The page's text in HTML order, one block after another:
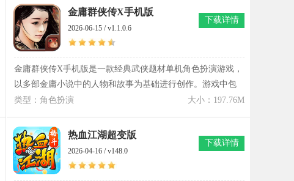
金庸群侠传X手机版
2026-06-15 / v1.1.0.6
金庸群侠传X手机版是一款经典武侠题材单机角色扮演游戏，
以多部金庸小说中的人物和故事为基础进行创作。游戏中包
含郭靖、杨过、令狐冲等众多熟悉角色，玩家可以自由探索
江湖世界，学习各类武学招式，并根据自己的选择体验不同
的发展路线。在金庸群侠传X手机版单机版冒险过程中，玩家
不仅能够完成主线任务，还能前往各大门派拜师学艺，收集
武功秘籍和装备道具。游戏支持队友招募系统，不同角色拥
有独特天赋和武学特点，合理搭配阵容能够应对更多战斗挑
大小：197.76M
类型：角色扮演
下载详情
热血江湖超变版
2026-04-16 / v148.0
下载详情